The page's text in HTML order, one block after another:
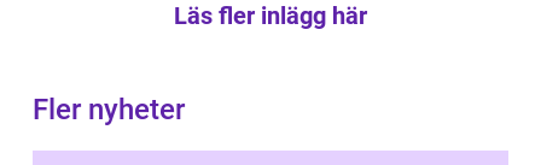
Läs fler inlägg här
Fler nyheter